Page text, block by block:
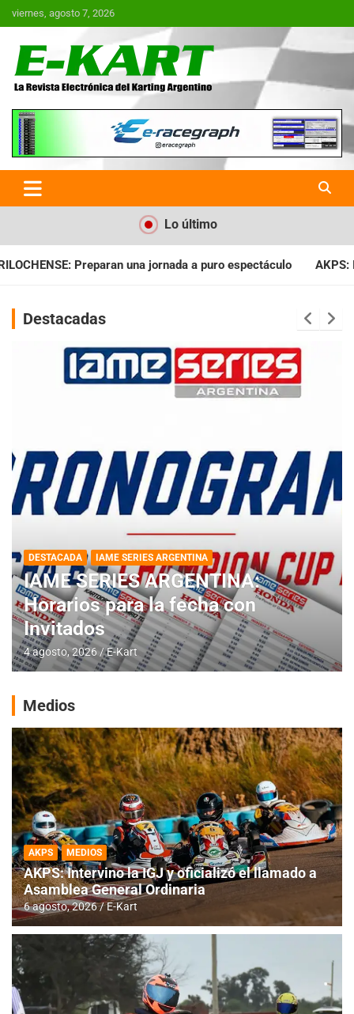
Saltar
al
viernes, agosto 7, 2026
E-Kart.com.ar | La Revista
Electrónica del Karting en
Argentina
Lo último
a puro espectáculo AKPS: Intervino la IGJ y oficializó el
Destacadas
DESTACADA IAME SERIES ARGENTINA
IAME SERIES ARGENTINA:
Horarios para la fecha con
Invitados
4 agosto, 2026 E-Kart
Medios
AKPS MEDIOS
AKPS: Intervino la IGJ y oficializó el llamado a
Asamblea General Ordinaria
6 agosto, 2026 E-Kart